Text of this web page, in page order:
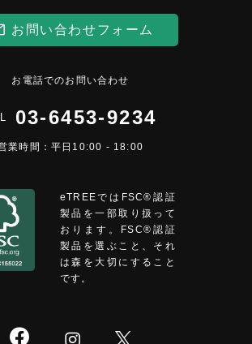
お問い合わせフォーム
お電話でのお問い合わせ
03-6453-9234
業時間：平日10:00 - 18:00
eTREEではFSC®︎認証
製品を一部取り扱って
おります。FSC®認証
製品を選ぶこと、それ
は森を大切にすること
です。